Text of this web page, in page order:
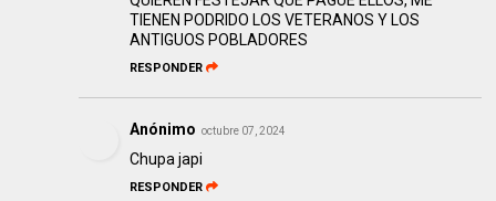
TIENEN PODRIDO LOS VETERANOS Y LOS
ANTIGUOS POBLADORES
RESPONDER
Anónimo octubre 07, 2024
Chupa japi
RESPONDER